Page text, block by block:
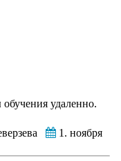
удаленно.
1. ноября